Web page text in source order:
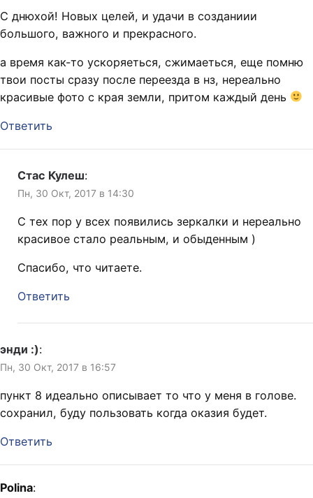
С днюхой! Новых целей, и удачи в созданиии
большого, важного и прекрасного.
а время как-то ускоряеться, сжимаеться, еще помню
твои посты сразу после переезда в нз, нереально
красивые фото с края земли, притом каждый день
Ответить
Стас Кулеш:
Пн, 30 Окт, 2017 в 14:30
С тех пор у всех появились зеркалки и нереально
красивое стало реальным, и обыденным )
Спасибо, что читаете.
Ответить
энди :):
Пн, 30 Окт, 2017 в 16:57
пункт 8 идеально описывает то что у меня в голове.
сохранил, буду пользовать когда оказия будет.
Ответить
Polina: